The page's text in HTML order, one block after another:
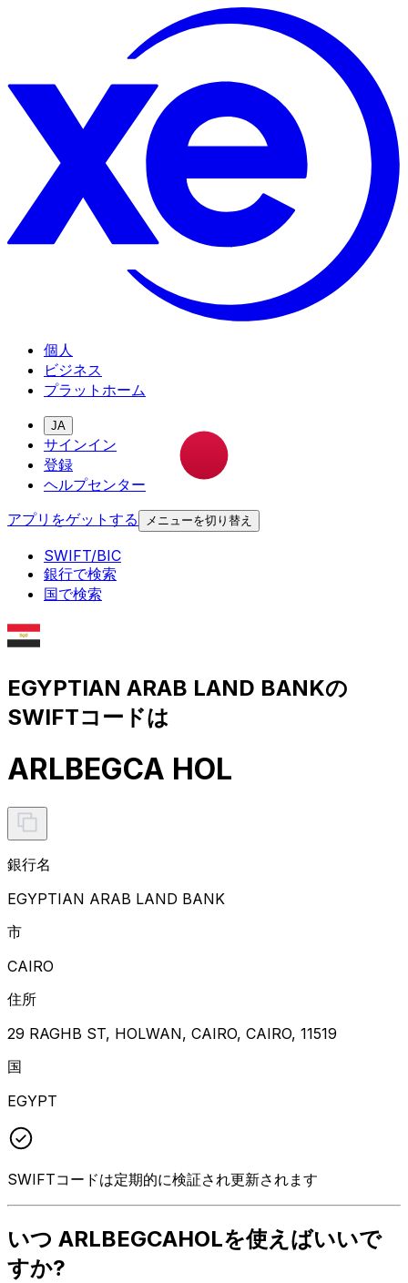
個人
ビジネス
プラットホーム
JA
サインイン
登録
ヘルプセンター
アプリをゲットする
メニューを切り替え
SWIFT/BIC
銀行で検索
国で検索
EGYPTIAN ARAB LAND BANKの
SWIFTコードは
ARLBEGCA HOL
銀行名
EGYPTIAN ARAB LAND BANK
市
CAIRO
住所
29 RAGHB ST, HOLWAN, CAIRO, CAIRO, 11519
国
EGYPT
SWIFTコードは定期的に検証され更新されます
いつ ARLBEGCAHOLを使えばいいで
すか?